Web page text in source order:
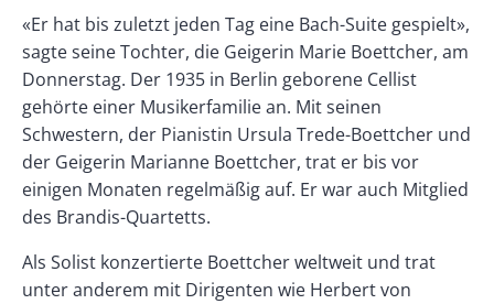
«Er hat bis zuletzt jeden Tag eine Bach-Suite gespielt»,
sagte seine Tochter, die Geigerin Marie Boettcher, am
Donnerstag. Der 1935 in Berlin geborene Cellist
gehörte einer Musikerfamilie an. Mit seinen
Schwestern, der Pianistin Ursula Trede-Boettcher und
der Geigerin Marianne Boettcher, trat er bis vor
einigen Monaten regelmäßig auf. Er war auch Mitglied
des Brandis-Quartetts.
Als Solist konzertierte Boettcher weltweit und trat
unter anderem mit Dirigenten wie Herbert von